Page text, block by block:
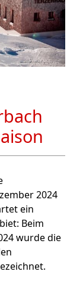
2024
ein
Beim
wurde die